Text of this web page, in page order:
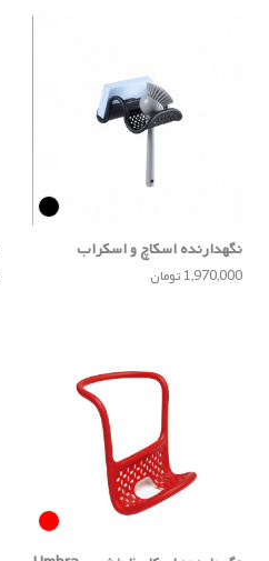
نگهدارنده اسکاچ و اسکراب
ظرفشویی Umbra
1,970,000 تومان